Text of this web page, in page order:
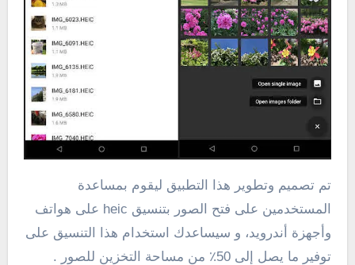
تم تصميم وتطوير هذا التطبيق ليقوم بمساعدة
المستخدمين على فتح الصور بتنسيق heic على هواتف
وأجهزة أندرويد، و سيساعدك استخدام هذا التنسيق على
توفير ما يصل إلى 50٪ من مساحة التخزين للصور .